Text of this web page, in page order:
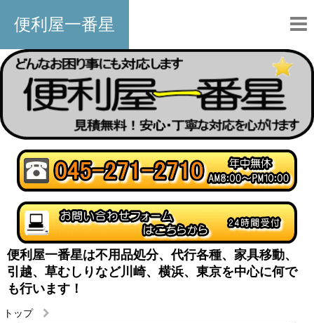
便利屋一番星
便利屋一番星は不用品処分、代行各種、家具移動、
引越、草むしりなど川崎、横浜、東京を中心に何で
も行います！
トップ